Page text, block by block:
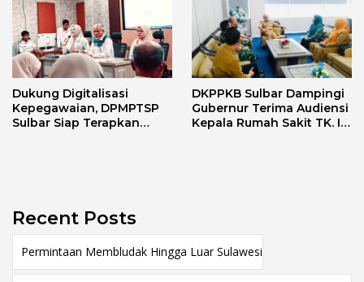
Dukung Digitalisasi
Kepegawaian, DPMPTSP
Sulbar Siap Terapkan
DKPPKB Sulbar Dampingi
Gubernur Terima Audiensi
Kepala Rumah Sakit TK. III
Recent Posts
Permintaan Membludak Hingga Luar Sulawesi